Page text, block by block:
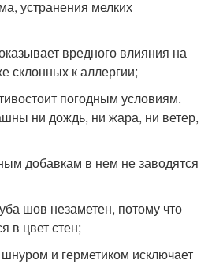
устранения мелких
вредного влияния на
склонных к аллергии;
погодным условиям.
ни дождь, ни жара, ни ветер,
добавкам в нем не заводятся
шов незаметен, потому что
в цвет стен;
и герметиком исключает